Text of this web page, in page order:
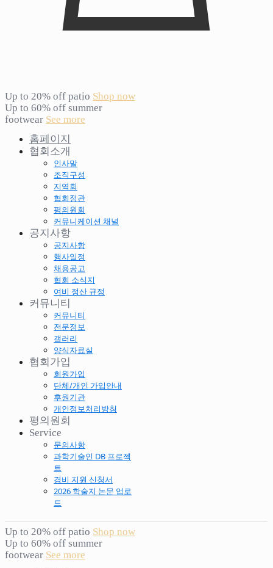
Up to 20% off patio Shop now
Up to 60% off summer
footwear See more
홈페이지
협회소개
인사말
조직구성
지역회
협회정관
평의원회
커뮤니케이션 채널
공지사항
공지사항
행사일정
채용공고
협회 소식지
여비 정산 규정
커뮤니티
커뮤니티
전문정보
갤러리
양식자료실
협회가입
회원가입
단체/개인 가입안내
후원기관
개인정보처리방침
평의원회
Service
문의사항
과학기술인 DB 프로젝
트
경비 지원 신청서
2026 학술지 논문 업로
드
Up to 20% off patio Shop now
Up to 60% off summer
footwear See more